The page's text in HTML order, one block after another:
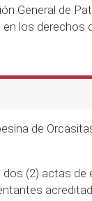
General de
los
de
(2) actas